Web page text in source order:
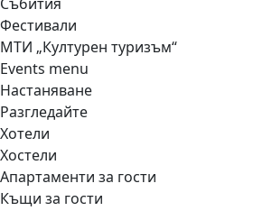
Фестивали
МТИ „Културен туризъм“
Events menu
Настаняване
Разгледайте
Хотели
Хостели
Апартаменти за гости
Къщи за гости